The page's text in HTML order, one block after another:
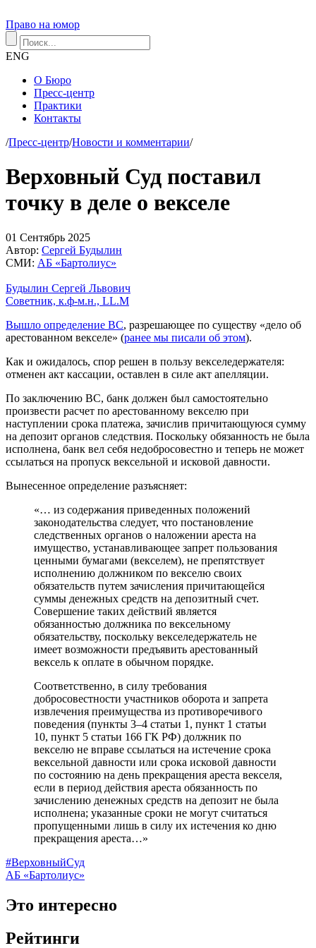
Право на юмор
ENG
О Бюро
Пресс-центр
Практики
Контакты
/Пресс-центр/Новости и комментарии/
Верховный Суд поставил
точку в деле о векселе
01 Сентябрь 2025
Автор: Сергей Будылин
СМИ: АБ «Бартолиус»
Будылин Сергей Львович
Советник, к.ф-м.н., LL.M
Вышло определение ВС, разрешающее по существу «дело об
арестованном векселе» (ранее мы писали об этом).
Как и ожидалось, спор решен в пользу векселедержателя:
отменен акт кассации, оставлен в силе акт апелляции.
По заключению ВС, банк должен был самостоятельно
произвести расчет по арестованному векселю при
наступлении срока платежа, зачислив причитающуюся сумму
на депозит органов следствия. Поскольку обязанность не была
исполнена, банк вел себя недобросовестно и теперь не может
ссылаться на пропуск вексельной и исковой давности.
Вынесенное определение разъясняет:
«… из содержания приведенных положений
законодательства следует, что постановление
следственных органов о наложении ареста на
имущество, устанавливающее запрет пользования
ценными бумагами (векселем), не препятствует
исполнению должником по векселю своих
обязательств путем зачисления причитающейся
суммы денежных средств на депозитный счет.
Совершение таких действий является
обязанностью должника по вексельному
обязательству, поскольку векселедержатель не
имеет возможности предъявить арестованный
вексель к оплате в обычном порядке.
Соответственно, в силу требования
добросовестности участников оборота и запрета
извлечения преимущества из противоречивого
поведения (пункты 3–4 статьи 1, пункт 1 статьи
10, пункт 5 статьи 166 ГК РФ) должник по
векселю не вправе ссылаться на истечение срока
вексельной давности или срока исковой давности
по состоянию на день прекращения ареста векселя,
если в период действия ареста обязанность по
зачислению денежных средств на депозит не была
исполнена; указанные сроки не могут считаться
пропущенными лишь в силу их истечения ко дню
прекращения ареста…»
#ВерховныйСуд
АБ «Бартолиус»
Это интересно
Рейтинги